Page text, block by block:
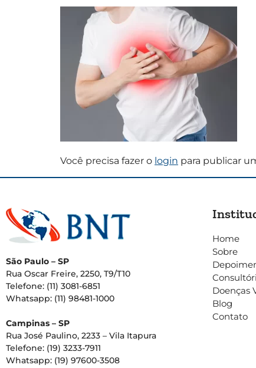
Você precisa fazer o login para publicar
São Paulo – SP
Rua Oscar Freire, 2250, T9/T10
Telefone: (11) 3081-6851
Whatsapp: (11) 98481-1000
Campinas – SP
Rua José Paulino, 2233 – Vila Itapura
Telefone: (19) 3233-7911
Whatsapp: (19) 97600-3508
Home
Sobre
Doenças
Blog
Contato